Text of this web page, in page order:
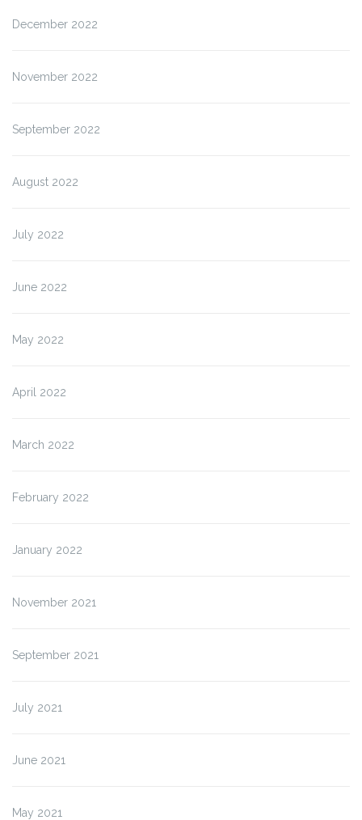
December 2022
November 2022
September 2022
August 2022
July 2022
June 2022
May 2022
April 2022
March 2022
February 2022
January 2022
November 2021
September 2021
July 2021
June 2021
May 2021